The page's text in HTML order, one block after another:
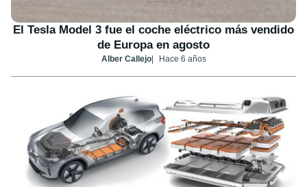
El Tesla Model 3 fue el coche eléctrico más vendido
de Europa en agosto
Alber Callejo Hace 6 años